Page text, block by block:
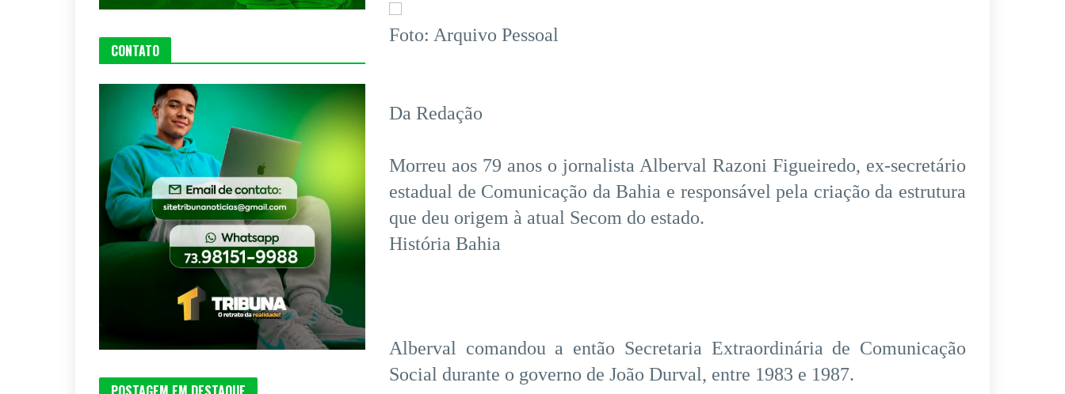
Foto: Arquivo Pessoal
Da Redação
Morreu aos 79 anos o jornalista Alberval Razoni Figueiredo, ex-secretário
estadual de Comunicação da Bahia e responsável pela criação da estrutura
que deu origem à atual Secom do estado.
História Bahia
Alberval comandou a então Secretaria Extraordinária de Comunicação
Social durante o governo de João Durval, entre 1983 e 1987.
CONTATO